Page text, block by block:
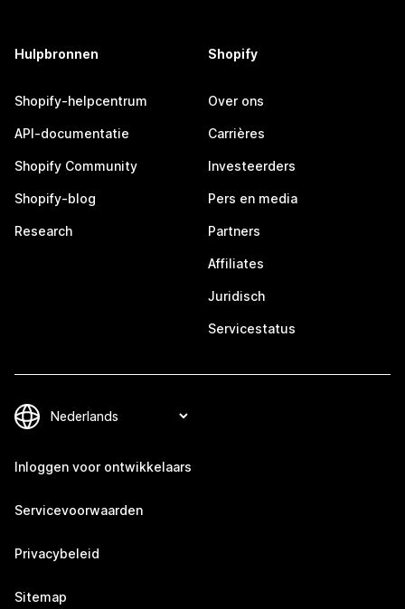
Hulpbronnen
Shopify-helpcentrum
API-documentatie
Shopify Community
Shopify-blog
Research
Shopify
Over ons
Carrières
Investeerders
Pers en media
Partners
Affiliates
Juridisch
Servicestatus
Inloggen voor ontwikkelaars
Servicevoorwaarden
Privacybeleid
Sitemap